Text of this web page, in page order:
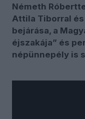
Németh
Attila Tiborral
bejárása, a
éjszakája” és
népünnepély is